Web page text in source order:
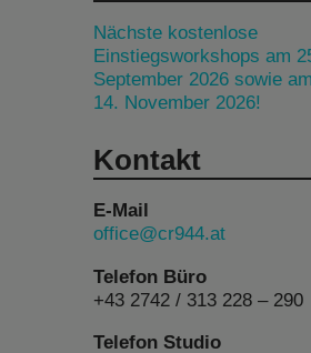
Nächste kostenlose
Einstiegsworkshops am
September 2026 sowie
14. November 2026!
Kontakt
E-Mail
office@cr944.at
Telefon Büro
+43 2742 / 313 228 – 290
Telefon Studio